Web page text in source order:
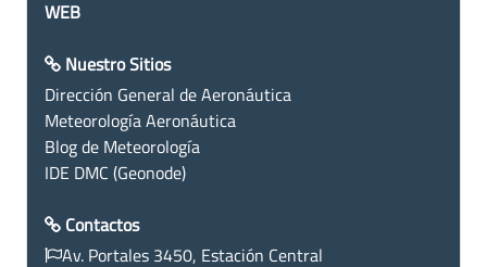
WEB
Nuestro Sitios
Dirección General de Aeronáutica
Meteorología Aeronáutica
Blog de Meteorología
IDE DMC (Geonode)
Contactos
Av. Portales 3450, Estación Central